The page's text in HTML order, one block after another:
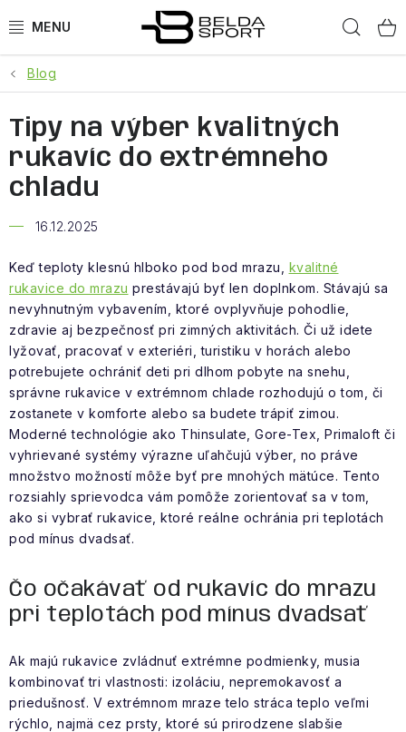
na
ŠPORTY
BEH
GOLDBERGH
OBLEČENIE
OBUV
DOPLNKY
NAŠE SLUŽBY
VÝPREDAJ
ZNAČKY
Moja objednávka
Blog
Tipy na výber kvalitných
rukavíc do extrémneho
chladu
16.12.2025
Keď teploty klesnú hlboko pod bod mrazu, kvalitné
rukavice do mrazu prestávajú byť len doplnkom. Stávajú sa
nevyhnutným vybavením, ktoré ovplyvňuje pohodlie,
zdravie aj bezpečnosť pri zimných aktivitách. Či už idete
lyžovať, pracovať v exteriéri, turistiku v horách alebo
potrebujete ochrániť deti pri dlhom pobyte na snehu,
správne rukavice v extrémnom chlade rozhodujú o tom, či
zostanete v komforte alebo sa budete trápiť zimou.
Moderné technológie ako Thinsulate, Gore-Tex, Primaloft či
vyhrievané systémy výrazne uľahčujú výber, no práve
množstvo možností môže byť pre mnohých mätúce. Tento
rozsiahly sprievodca vám pomôže zorientovať sa v tom,
ako si vybrať rukavice, ktoré reálne ochránia pri teplotách
pod mínus dvadsať.
Čo očakávať od rukavíc do mrazu
pri teplotách pod mínus dvadsať
Ak majú rukavice zvládnuť extrémne podmienky, musia
kombinovať tri vlastnosti: izoláciu, nepremokavosť a
priedušnosť. V extrémnom mraze telo stráca teplo veľmi
rýchlo, najmä cez prsty, ktoré sú prirodzene slabšie